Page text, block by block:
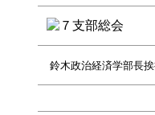
鈴木政治経済学部長